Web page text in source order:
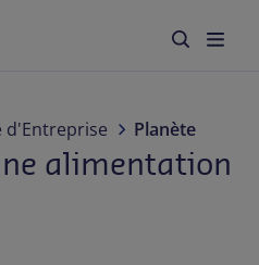
d'Entreprise Planète
alimentation